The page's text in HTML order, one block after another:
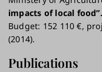
impacts of local food”.
Budget: 152 110 €,
(2014).
Publications